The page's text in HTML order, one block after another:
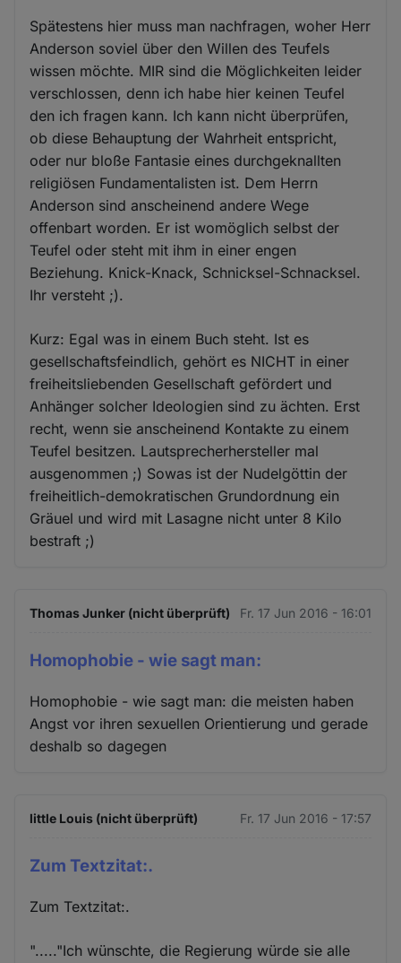
Spätestens hier muss man nachfragen, woher Herr
Anderson soviel über den Willen des Teufels
wissen möchte. MIR sind die Möglichkeiten leider
verschlossen, denn ich habe hier keinen Teufel
den ich fragen kann. Ich kann nicht überprüfen,
ob diese Behauptung der Wahrheit entspricht,
oder nur bloße Fantasie eines durchgeknallten
religiösen Fundamentalisten ist. Dem Herrn
Anderson sind anscheinend andere Wege
offenbart worden. Er ist womöglich selbst der
Teufel oder steht mit ihm in einer engen
Beziehung. Knick-Knack, Schnicksel-Schnacksel.
Ihr versteht ;).
Kurz: Egal was in einem Buch steht. Ist es
gesellschaftsfeindlich, gehört es NICHT in einer
freiheitsliebenden Gesellschaft gefördert und
Anhänger solcher Ideologien sind zu ächten. Erst
recht, wenn sie anscheinend Kontakte zu einem
Teufel besitzen. Lautsprecherhersteller mal
ausgenommen ;) Sowas ist der Nudelgöttin der
freiheitlich-demokratischen Grundordnung ein
Gräuel und wird mit Lasagne nicht unter 8 Kilo
bestraft ;)
Thomas Junker (nicht überprüft) Fr. 17 Jun 2016 - 16:01
Homophobie - wie sagt man:
Homophobie - wie sagt man: die meisten haben
Angst vor ihren sexuellen Orientierung und gerade
deshalb so dagegen
little Louis (nicht überprüft) Fr. 17 Jun 2016 - 17:57
Zum Textzitat:.
Zum Textzitat:.
"....."Ich wünschte, die Regierung würde sie alle